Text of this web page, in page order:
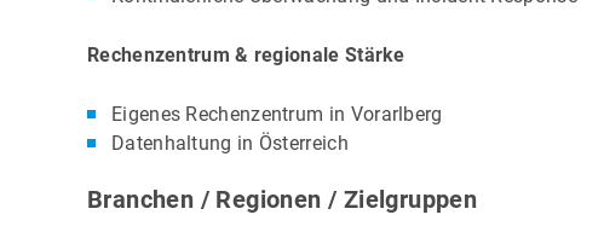
Rechenzentrum & regionale Stärke
Eigenes Rechenzentrum in Vorarlberg
Datenhaltung in Österreich
Branchen / Regionen / Zielgruppen